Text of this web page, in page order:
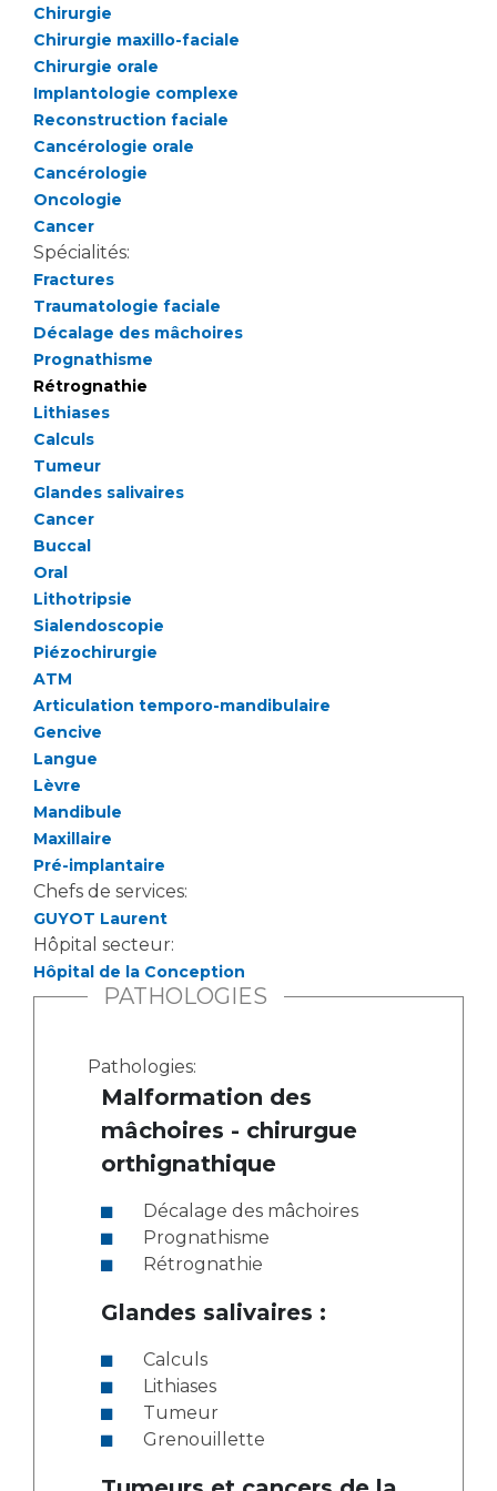
Qualité
Nos indicateurs qualité et de sécurité des soins
Protection des données
Sécurité
Les recherches en santé à l’AP-HM
Lieu de santé sans tabac
Liste des marchés conclus
Documents utiles
Chirurgie
Chirurgie maxillo-faciale
Chirurgie orale
Implantologie complexe
Reconstruction faciale
Cancérologie orale
Cancérologie
Oncologie
Cancer
Spécialités:
Fractures
Traumatologie faciale
Décalage des mâchoires
Prognathisme
Rétrognathie
Lithiases
Calculs
Tumeur
Glandes salivaires
Cancer
Buccal
Oral
Lithotripsie
Sialendoscopie
Piézochirurgie
ATM
Articulation temporo-mandibulaire
Gencive
Langue
Lèvre
Mandibule
Maxillaire
Pré-implantaire
Chefs de services:
GUYOT Laurent
Hôpital secteur:
Hôpital de la Conception
PATHOLOGIES
Pathologies:
Malformation des
mâchoires - chirurgue
orthignathique
Décalage des mâchoires
Prognathisme
Rétrognathie
Glandes salivaires :
Calculs
Lithiases
Tumeur
Grenouillette